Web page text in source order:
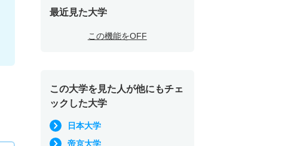
最近見た大学
この機能をOFF
この大学を見た人が他にもチェ
ックした大学
日本大学
帝京大学